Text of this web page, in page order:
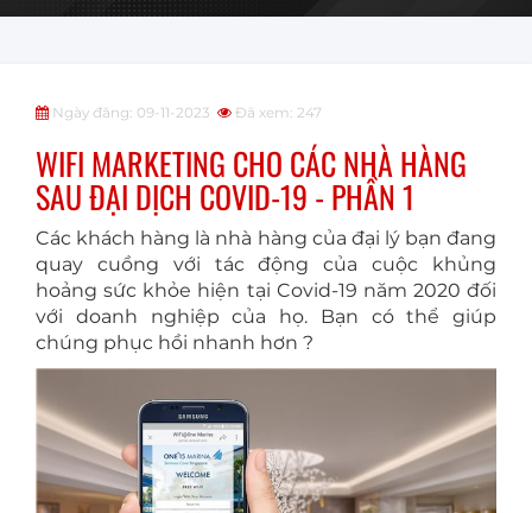
Ngày đăng: 09-11-2023 Đã xem: 247
WIFI MARKETING CHO CÁC NHÀ HÀNG
SAU ĐẠI DỊCH COVID-19 - PHẦN 1
Các khách hàng là nhà hàng của đại lý bạn đang
quay cuồng với tác động của cuộc khủng
hoảng sức khỏe hiện tại Covid-19 năm 2020 đối
với doanh nghiệp của họ. Bạn có thể giúp
chúng phục hồi nhanh hơn ?